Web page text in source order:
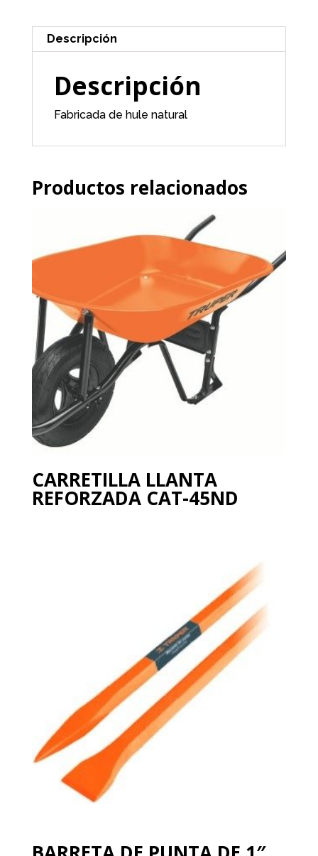
Descripción
Descripción
Fabricada de hule natural
Productos relacionados
CARRETILLA LLANTA
REFORZADA CAT-45ND